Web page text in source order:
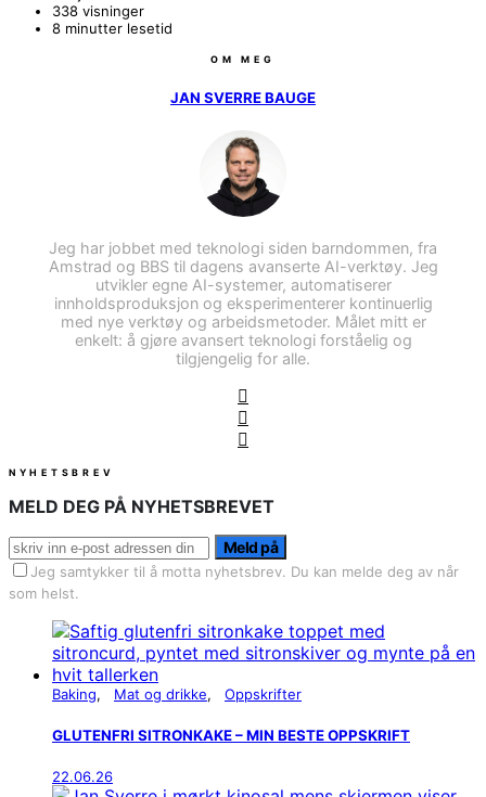
338 visninger
8 minutter lesetid
OM MEG
JAN SVERRE BAUGE
Jeg har jobbet med teknologi siden barndommen, fra
Amstrad og BBS til dagens avanserte AI-verktøy. Jeg
utvikler egne AI-systemer, automatiserer
innholdsproduksjon og eksperimenterer kontinuerlig
med nye verktøy og arbeidsmetoder. Målet mitt er
enkelt: å gjøre avansert teknologi forståelig og
tilgjengelig for alle.
NYHETSBREV
MELD DEG PÅ NYHETSBREVET
Meld på
Jeg samtykker til å motta nyhetsbrev. Du kan melde deg av når
som helst.
Baking Mat og drikke Oppskrifter
GLUTENFRI SITRONKAKE – MIN BESTE OPPSKRIFT
22.06.26